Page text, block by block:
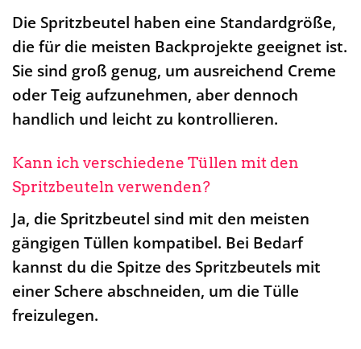
Die Spritzbeutel haben eine Standardgröße,
die für die meisten Backprojekte geeignet ist.
Sie sind groß genug, um ausreichend Creme
oder Teig aufzunehmen, aber dennoch
handlich und leicht zu kontrollieren.
Kann ich verschiedene Tüllen mit den
Spritzbeuteln verwenden?
Ja, die Spritzbeutel sind mit den meisten
gängigen Tüllen kompatibel. Bei Bedarf
kannst du die Spitze des Spritzbeutels mit
einer Schere abschneiden, um die Tülle
freizulegen.